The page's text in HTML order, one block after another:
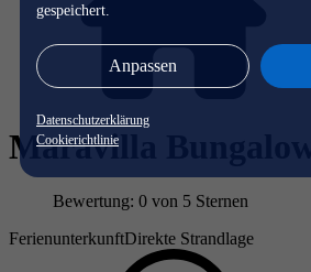
gespeichert.
Anpassen
Datenschutzerklärung
Cookierichtlinie
Maravilla Bungalows
Bewertung: 0 von 5 Sternen
FerienunterkunftDirekte Strandlage